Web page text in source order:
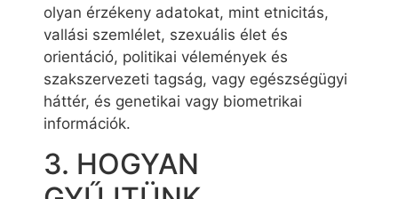
olyan érzékeny adatokat, mint etnicitás,
vallási szemlélet, szexuális élet és
orientáció, politikai vélemények és
szakszervezeti tagság, vagy egészségügyi
háttér, és genetikai vagy biometrikai
információk.
3. HOGYAN